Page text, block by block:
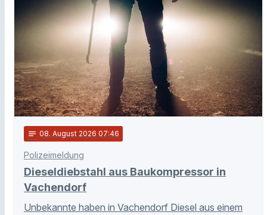
notes 08. August 2026 07:46
Polizeimeldung
Dieseldiebstahl aus Baukompressor in
Vachendorf
Unbekannte haben in Vachendorf Diesel aus einem